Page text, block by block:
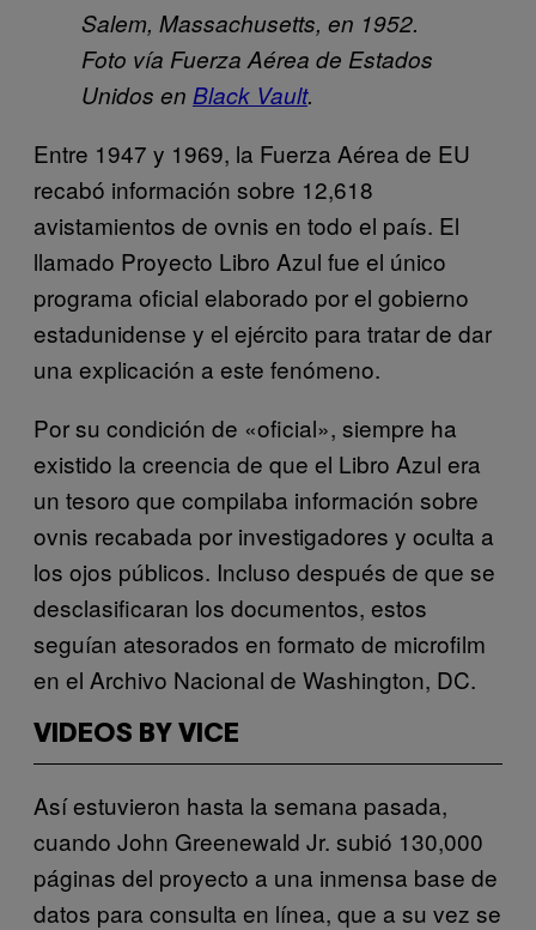
Salem, Massachusetts, en 1952.
Foto vía Fuerza Aérea de Estados
Unidos en Black Vault.
Entre 1947 y 1969, la Fuerza Aérea de EU
recabó información sobre 12,618
avistamientos de ovnis en todo el país. El
llamado Proyecto Libro Azul fue el único
programa oficial elaborado por el gobierno
estadunidense y el ejército para tratar de dar
una explicación a este fenómeno.
Por su condición de «oficial», siempre ha
existido la creencia de que el Libro Azul era
un tesoro que compilaba información sobre
ovnis recabada por investigadores y oculta a
los ojos públicos. Incluso después de que se
desclasificaran los documentos, estos
seguían atesorados en formato de microfilm
en el Archivo Nacional de Washington, DC.
VIDEOS BY VICE
Así estuvieron hasta la semana pasada,
cuando John Greenewald Jr. subió 130,000
páginas del proyecto a una inmensa base de
datos para consulta en línea, que a su vez se